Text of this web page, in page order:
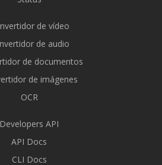
de vídeo
de audio
de documentos
de imágenes
OCR
Developers API
API Docs
CLI Docs